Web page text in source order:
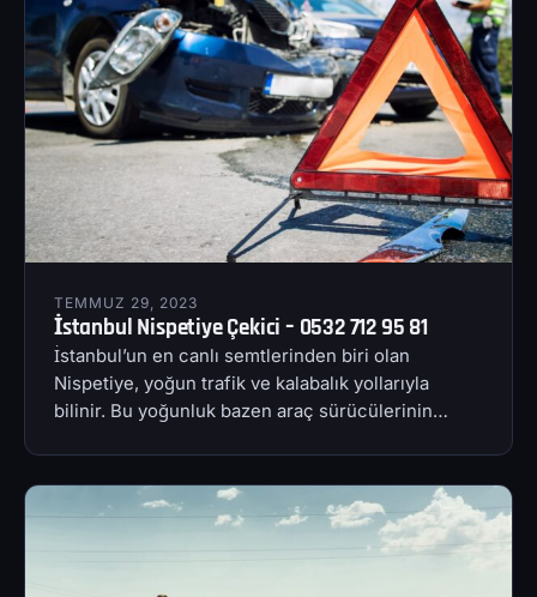
TEMMUZ 29, 2023
İstanbul Nispetiye Çekici – 0532 712 95 81
İstanbul’un en canlı semtlerinden biri olan
Nispetiye, yoğun trafik ve kalabalık yollarıyla
bilinir. Bu yoğunluk bazen araç sürücülerinin…